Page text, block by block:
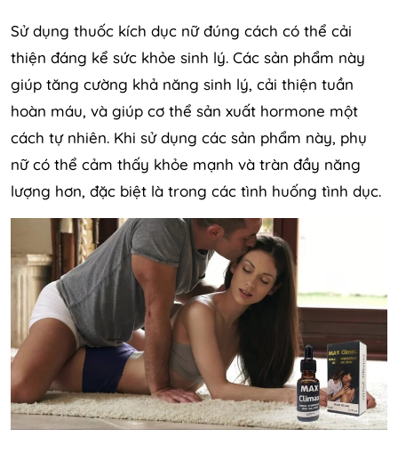
Sử dụng thuốc kích dục nữ đúng cách có thể cải
thiện đáng kể sức khỏe sinh lý. Các sản phẩm này
giúp tăng cường khả năng sinh lý, cải thiện tuần
hoàn máu, và giúp cơ thể sản xuất hormone một
cách tự nhiên. Khi sử dụng các sản phẩm này, phụ
nữ có thể cảm thấy khỏe mạnh và tràn đầy năng
lượng hơn, đặc biệt là trong các tình huống tình dục.